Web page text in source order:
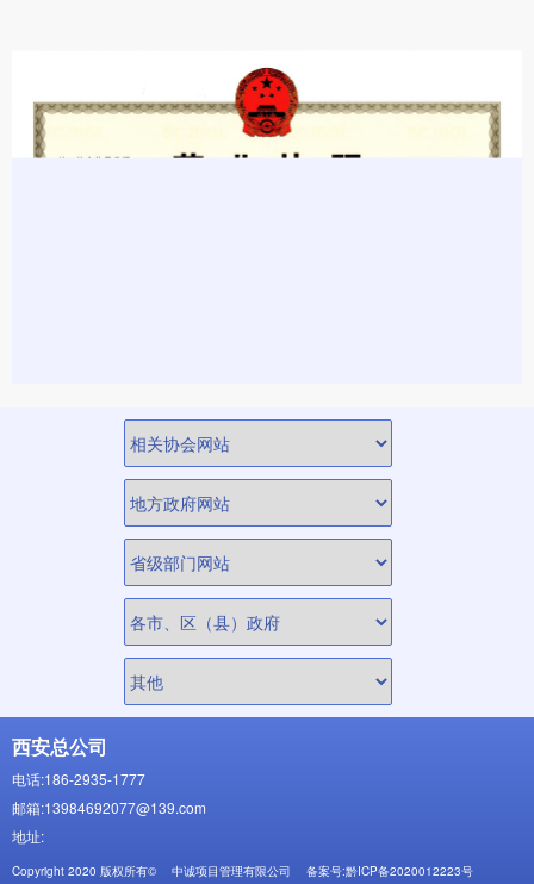
西安总公司
电话:186-2935-1777
邮箱:13984692077@139.com
地址:
Copyright 2020 版权所有© 中诚项目管理有限公司 备案号:黔ICP备2020012223号